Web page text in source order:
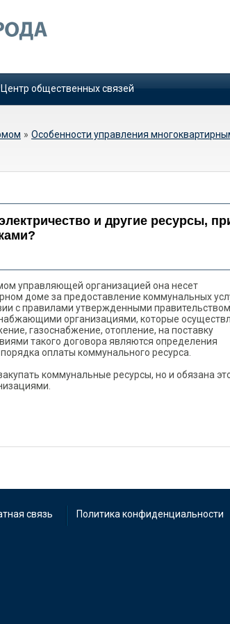
Центр общественных связей
» Особенности управления
закупать воду,
при этом
с поставщиками?
и другие ресурсы,
управляющей организацией она несет
доме за предоставление коммунальных
с правилами утвержденными
организациями, которые
газоснабжение, отопление, на поставку
такого договора являются определения
оплаты коммунального ресурса.
коммунальные ресурсы, но и обязана
связь Политика конфиденциальности